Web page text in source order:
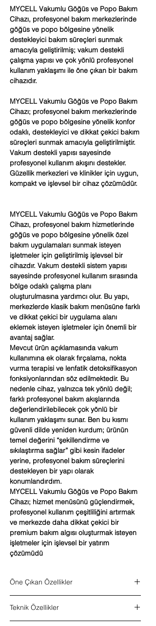
MYCELL Vakumlu Göğüs ve Popo Bakım
Cihazı, profesyonel bakım merkezlerinde
göğüs ve popo bölgesine yönelik
destekleyici bakım süreçleri sunmak
amacıyla geliştirilmiş; vakum destekli
çalışma yapısı ve çok yönlü profesyonel
kullanım yaklaşımı ile öne çıkan bir bakım
cihazıdır.
MYCELL Vakumlu Göğüs ve Popo Bakım
Cihazı; profesyonel bakım merkezlerinde
göğüs ve popo bölgesine yönelik konfor
odaklı, destekleyici ve dikkat çekici bakım
süreçleri sunmak amacıyla geliştirilmiştir.
Vakum destekli yapısı sayesinde
profesyonel kullanım akışını destekler.
Güzellik merkezleri ve klinikler için uygun,
kompakt ve işlevsel bir cihaz çözümüdür.
MYCELL Vakumlu Göğüs ve Popo Bakım
Cihazı, profesyonel bakım hizmetlerinde
göğüs ve popo bölgesine yönelik özel
bakım uygulamaları sunmak isteyen
işletmeler için geliştirilmiş işlevsel bir
cihazdır. Vakum destekli sistem yapısı
sayesinde profesyonel kullanım sırasında
bölge odaklı çalışma planı
oluşturulmasına yardımcı olur. Bu yapı,
merkezlerde klasik bakım menüsüne farklı
ve dikkat çekici bir uygulama alanı
eklemek isteyen işletmeler için önemli bir
avantaj sağlar.
Mevcut ürün açıklamasında vakum
kullanımına ek olarak fırçalama, nokta
vurma terapisi ve lenfatik detoksifikasyon
fonksiyonlarından söz edilmektedir. Bu
nedenle cihaz, yalnızca tek yönlü değil;
farklı profesyonel bakım akışlarında
değerlendirilebilecek çok yönlü bir
kullanım yaklaşımı sunar. Ben bu kısmı
güvenli dilde yeniden kurdum; ürünün
temel değerini “şekillendirme ve
sıkılaştırma sağlar” gibi kesin ifadeler
yerine, profesyonel bakım süreçlerini
destekleyen bir yapı olarak
konumlandırdım.
MYCELL Vakumlu Göğüs ve Popo Bakım
Cihazı; hizmet menüsünü güçlendirmek,
profesyonel kullanım çeşitliliğini artırmak
ve merkezde daha dikkat çekici bir
premium bakım algısı oluşturmak isteyen
işletmeler için işlevsel bir yatırım
çözümüdü
Öne Çıkan Özellikler
Göğüs ve popo bölgesine yönelik bakım
Teknik Özellikler